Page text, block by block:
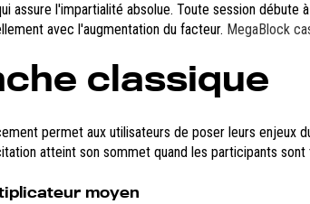
l'impartialité absolue. Toute session
avec l'augmentation du facteur. MegaBlock
classique
permet aux utilisateurs de poser leurs enjeux
atteint son sommet quand les participants
moyen